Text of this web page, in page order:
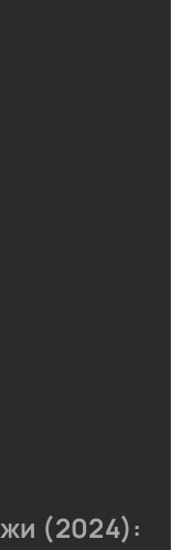
(2024):